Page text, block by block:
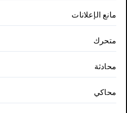
مانع الإعلانات
متحرك
محادثة
محاكي